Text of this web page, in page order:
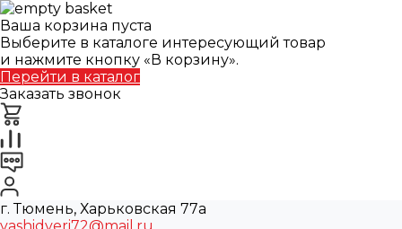
Ваша корзина пуста
Выберите в каталоге интересующий товар
и нажмите кнопку «В корзину».
Перейти в каталог
Заказать звонок
г. Тюмень, Харьковская 77а